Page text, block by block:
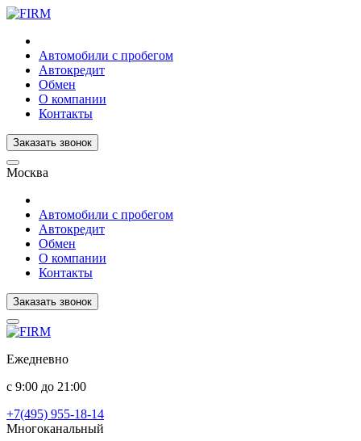
Автомобили с пробегом
Автокредит
Обмен
О компании
Контакты
Заказать звонок
Москва
Автомобили с пробегом
Автокредит
Обмен
О компании
Контакты
Заказать звонок
Ежедневно
с 9:00 до 21:00
+7(495) 955-18-14
Многоканальный